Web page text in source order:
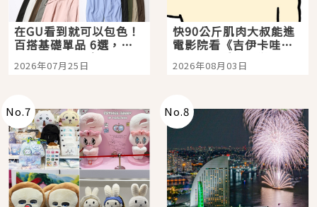
在GU看到就可以包色！
百搭基礎單品 6選，閉
眼全收也不心疼
2026年07月25日
快90公斤肌肉大叔能進
電影院看《吉伊卡哇》
嗎？日本重金屬樂團
「打首」會長與nagano
2026年08月03日
No.7 No.8